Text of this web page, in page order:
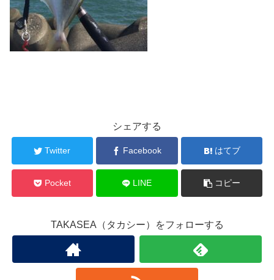
シェアする
Twitter Facebook はてブ
Pocket LINE コピー
TAKASEA（タカシー）をフォローする